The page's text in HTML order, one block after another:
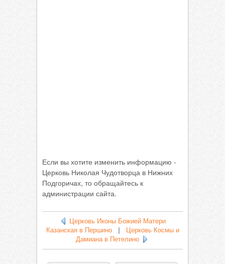
Если вы хотите изменить информацию -
Церковь Николая Чудотворца в Нижних
Подгоричах, то обращайтесь к
администрации сайта.
Церковь Иконы Божией Матери
Казанская в Першино|
Церковь Космы и
Дамиана в Петелино